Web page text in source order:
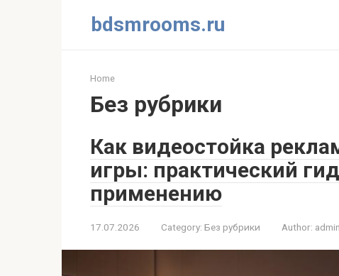
bdsmrooms.ru
Home
Без рубрики
Как видеостойка
игры: практический
применению
17.07.2026 Category: Без рубрики Author: admin